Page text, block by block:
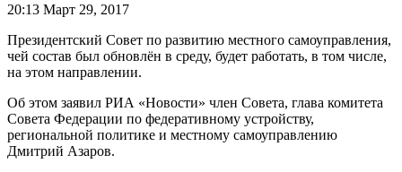
20:13 Март 29, 2017
Президентский Совет по развитию местного самоуправления,
чей состав был обновлён в среду, будет работать, в том числе,
на этом направлении.
Об этом заявил РИА «Новости» член Совета, глава комитета
Совета Федерации по федеративному устройству,
региональной политике и местному самоуправлению
Дмитрий Азаров.